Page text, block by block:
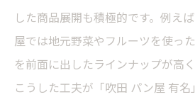
した商品展開も積極的です。例え
屋では地元野菜やフルーツを使っ
を前面に出したラインナップが高
こうした工夫が「吹田 パン屋 有